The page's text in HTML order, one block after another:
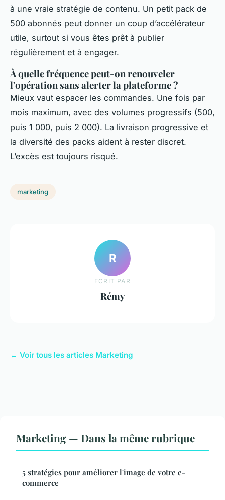
à une vraie stratégie de contenu. Un petit pack de
500 abonnés peut donner un coup d’accélérateur
utile, surtout si vous êtes prêt à publier
régulièrement et à engager.
À quelle fréquence peut-on renouveler
l'opération sans alerter la plateforme ?
Mieux vaut espacer les commandes. Une fois par
mois maximum, avec des volumes progressifs (500,
puis 1 000, puis 2 000). La livraison progressive et
la diversité des packs aident à rester discret.
L’excès est toujours risqué.
marketing
R
ECRIT PAR
Rémy
← Voir tous les articles Marketing
Marketing — Dans la même rubrique
5 stratégies pour améliorer l'image de votre e-
commerce